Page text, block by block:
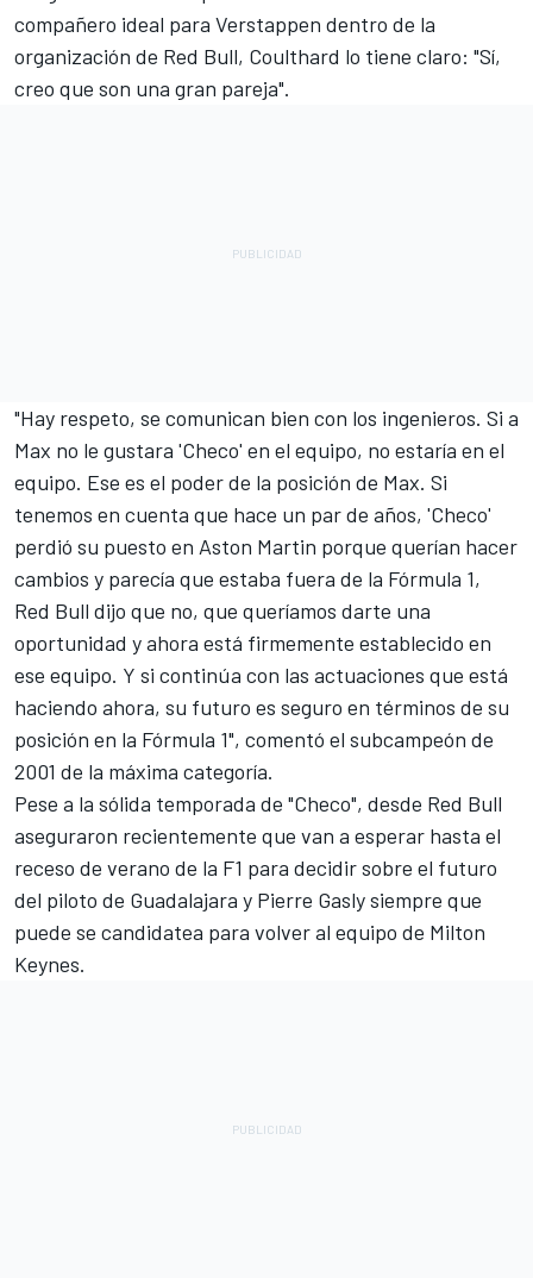
compañero ideal para Verstappen dentro de la
organización de Red Bull, Coulthard lo tiene claro: "Sí,
creo que son una gran pareja".
"Hay respeto, se comunican bien con los ingenieros. Si a
Max no le gustara 'Checo' en el equipo, no estaría en el
equipo. Ese es el poder de la posición de Max. Si
tenemos en cuenta que hace un par de años, 'Checo'
perdió su puesto en Aston Martin porque querían hacer
cambios y parecía que estaba fuera de la Fórmula 1,
Red Bull dijo que no, que queríamos darte una
oportunidad y ahora está firmemente establecido en
ese equipo. Y si continúa con las actuaciones que está
haciendo ahora, su futuro es seguro en términos de su
posición en la Fórmula 1", comentó el subcampeón de
2001 de la máxima categoría.
Pese a la sólida temporada de "Checo", desde Red Bull
aseguraron recientemente que van a esperar hasta el
receso de verano de la F1 para decidir sobre el futuro
del piloto de Guadalajara y Pierre Gaslysiempre que
puede se candidatea para volver al equipo de Milton
Keynes.